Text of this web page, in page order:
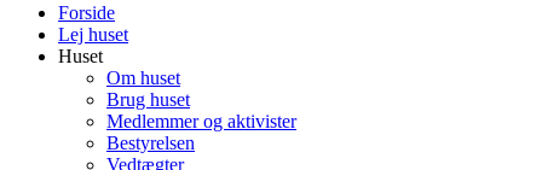
Forside
Lej huset
Huset
Om huset
Brug huset
Medlemmer og aktivister
Bestyrelsen
Vedtægter